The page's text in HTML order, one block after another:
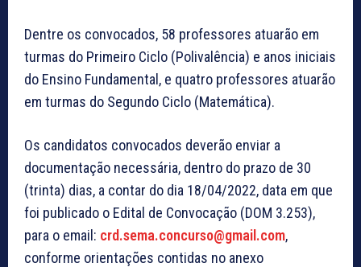
Dentre os convocados, 58 professores atuarão em
turmas do Primeiro Ciclo (Polivalência) e anos iniciais
do Ensino Fundamental, e quatro professores atuarão
em turmas do Segundo Ciclo (Matemática).
Os candidatos convocados deverão enviar a
documentação necessária, dentro do prazo de 30
(trinta) dias, a contar do dia 18/04/2022, data em que
foi publicado o Edital de Convocação (DOM 3.253),
para o email: crd.sema.concurso@gmail.com,
conforme orientações contidas no anexo